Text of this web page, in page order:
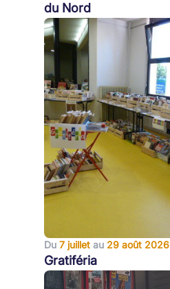
du Nord
Du 7 juillet au 29 août 2026
Gratiféria